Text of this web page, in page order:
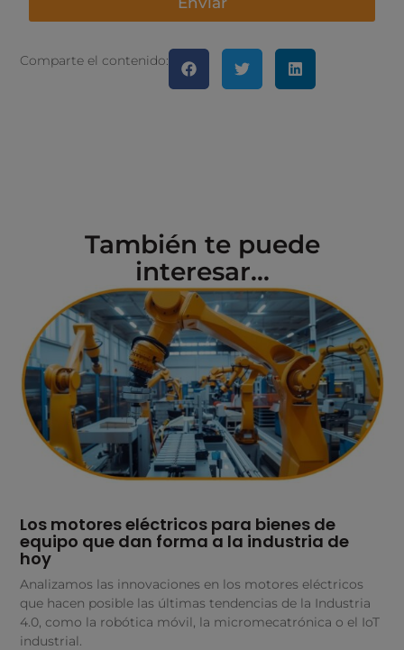
Comparte el contenido:
También te puede
interesar...
Los motores eléctricos para bienes de
equipo que dan forma a la industria de
hoy
Analizamos las innovaciones en los motores eléctricos
que hacen posible las últimas tendencias de la Industria
4.0, como la robótica móvil, la micromecatrónica o el IoT
industrial.